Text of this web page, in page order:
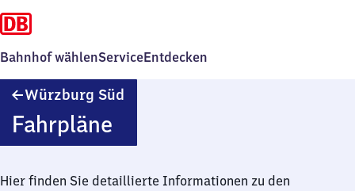
Bahnhof wählenServiceEntdecken
Würzburg Süd
Fahrpläne
Hier finden Sie detaillierte Informationen zu den